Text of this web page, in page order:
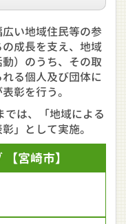
い地域住民等の参
成長を支え、地域
）のうち、その取
る個人及び団体に
彰を行う。
は、「地域による
」として実施。
【宮崎市】